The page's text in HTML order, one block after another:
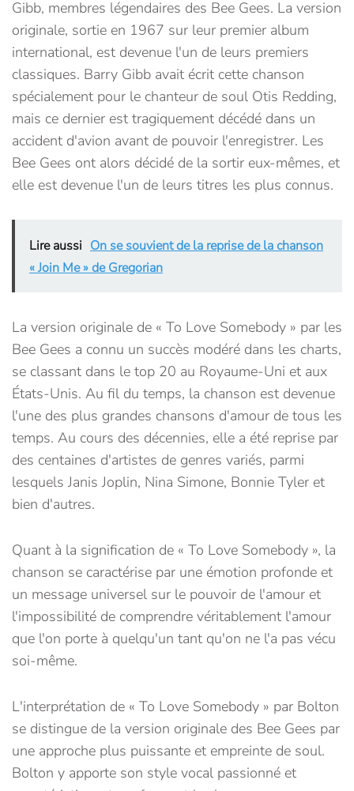
Gibb, membres légendaires des Bee Gees. La version
originale, sortie en 1967 sur leur premier album
international, est devenue l'un de leurs premiers
classiques. Barry Gibb avait écrit cette chanson
spécialement pour le chanteur de soul Otis Redding,
mais ce dernier est tragiquement décédé dans un
accident d'avion avant de pouvoir l'enregistrer. Les
Bee Gees ont alors décidé de la sortir eux-mêmes, et
elle est devenue l'un de leurs titres les plus connus.
Lire aussi On se souvient de la reprise de la chanson
« Join Me » de Gregorian
La version originale de « To Love Somebody » par les
Bee Gees a connu un succès modéré dans les charts,
se classant dans le top 20 au Royaume-Uni et aux
États-Unis. Au fil du temps, la chanson est devenue
l'une des plus grandes chansons d'amour de tous les
temps. Au cours des décennies, elle a été reprise par
des centaines d'artistes de genres variés, parmi
lesquels Janis Joplin, Nina Simone, Bonnie Tyler et
bien d'autres.
Quant à la signification de « To Love Somebody », la
chanson se caractérise par une émotion profonde et
un message universel sur le pouvoir de l'amour et
l'impossibilité de comprendre véritablement l'amour
que l'on porte à quelqu'un tant qu'on ne l'a pas vécu
soi-même.
L'interprétation de « To Love Somebody » par Bolton
se distingue de la version originale des Bee Gees par
une approche plus puissante et empreinte de soul.
Bolton y apporte son style vocal passionné et